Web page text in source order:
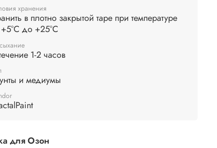
хранения
в плотно закрытой таре при температуре
+5°С до +25°С
1-2 часов
и медиумы
для Озон